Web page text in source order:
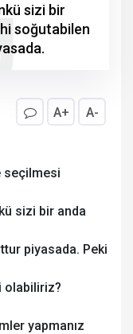
sizi bir
soğutabilen
A+ A-
seçilmesi
sizi bir anda
piyasada. Peki
olabiliriz?
yapmanız